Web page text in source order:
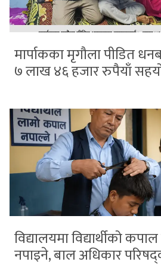
मार्पाकका मृगौला पीडित
७ लाख ४६ हजार रुपैयाँ
विद्यालयमा विद्यार्थीको
नपाइने, बाल अधिकार